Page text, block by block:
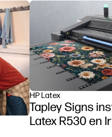
HP Latex
Tapley Signs
Latex R530 en